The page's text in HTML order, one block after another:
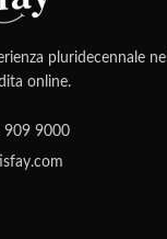
pluridecennale nel
online.
909 9000